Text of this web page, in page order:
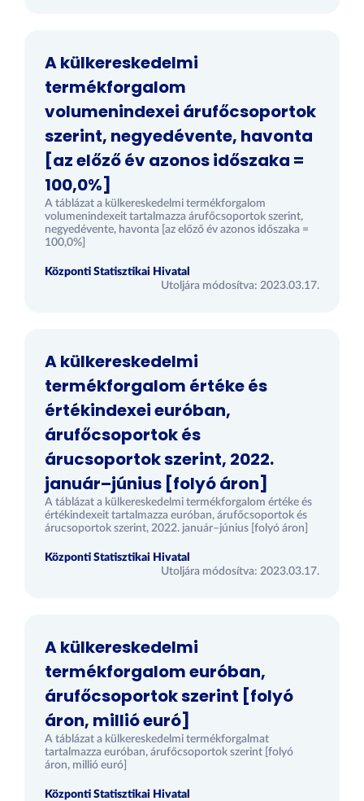
A külkereskedelmi
termékforgalom
volumenindexei árufőcsoportok
szerint, negyedévente, havonta
[az előző év azonos időszaka =
100,0%]
A táblázat a külkereskedelmi termékforgalom
volumenindexeit tartalmazza árufőcsoportok szerint,
negyedévente, havonta [az előző év azonos időszaka =
100,0%]
Központi Statisztikai Hivatal
Utoljára módosítva: 2023.03.17.
A külkereskedelmi
termékforgalom értéke és
értékindexei euróban,
árufőcsoportok és
árucsoportok szerint, 2022.
január–június [folyó áron]
A táblázat a külkereskedelmi termékforgalom értéke és
értékindexeit tartalmazza euróban, árufőcsoportok és
árucsoportok szerint, 2022. január–június [folyó áron]
Központi Statisztikai Hivatal
Utoljára módosítva: 2023.03.17.
A külkereskedelmi
termékforgalom euróban,
árufőcsoportok szerint [folyó
áron, millió euró]
A táblázat a külkereskedelmi termékforgalmat
tartalmazza euróban, árufőcsoportok szerint [folyó
áron, millió euró]
Központi Statisztikai Hivatal